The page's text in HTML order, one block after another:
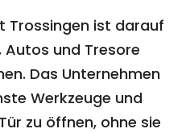
Trossingen ist darauf
Autos und Tresore
Das Unternehmen
Werkzeuge und
zu öffnen, ohne sie